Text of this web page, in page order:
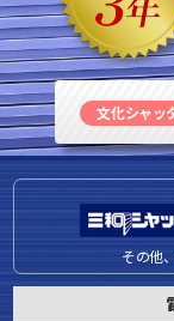
文化シャッ
その他